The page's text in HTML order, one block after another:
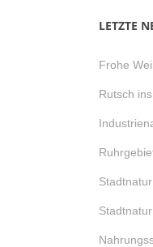
LETZTE
Frohe
Rutsch